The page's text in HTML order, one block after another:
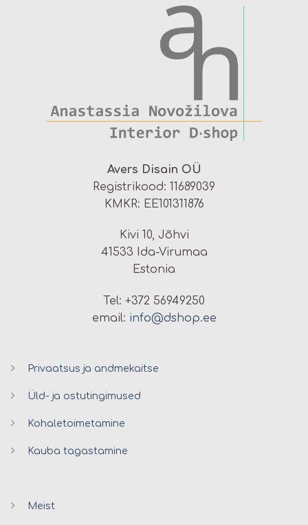
Avers Disain OÜ
Registrikood: 11689039
KMKR: EE101311876
Kivi 10, Jõhvi
41533 Ida-Virumaa
Estonia
Tel: +372 56949250
email: info@dshop.ee
Privaatsus ja andmekaitse
Üld- ja ostutingimused
Kohaletoimetamine
Kauba tagastamine
Meist